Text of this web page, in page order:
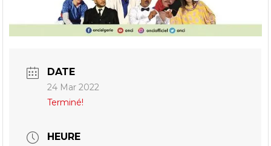
DATE
24 Mar 2022
Terminé!
HEURE